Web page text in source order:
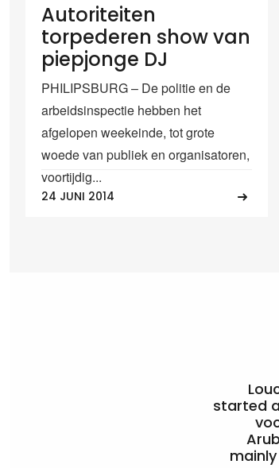
Autoriteiten
torpederen show van
piepjonge DJ
PHILIPSBURG – De politie en de
arbeidsinspectie hebben het
afgelopen weekeinde, tot grote
woede van publiek en organisatoren,
voortijdig...
24 JUNI 2014
started